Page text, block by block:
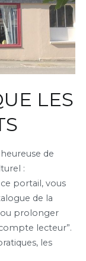
LES
de
:
portail, vous
de la
ou prolonger
lecteur”.
les